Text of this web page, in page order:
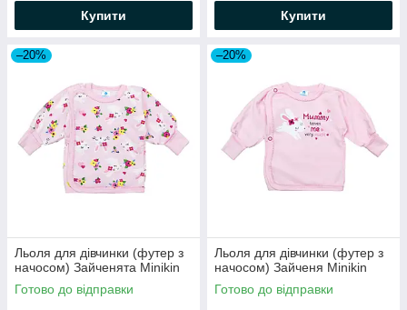
Купити Купити
–20%
Льоля для дівчинки (футер з
начосом) Зайченята Minikin
Готово до відправки
–20%
Льоля для дівчинки (футер з
начосом) Зайченя Minikin
Готово до відправки